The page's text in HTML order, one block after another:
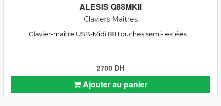
ALESIS Q88MKII
Claviers Maîtres
Clavier-maître USB-Midi 88 touches semi-lestées ...
2700 DH
Ajouter au panier